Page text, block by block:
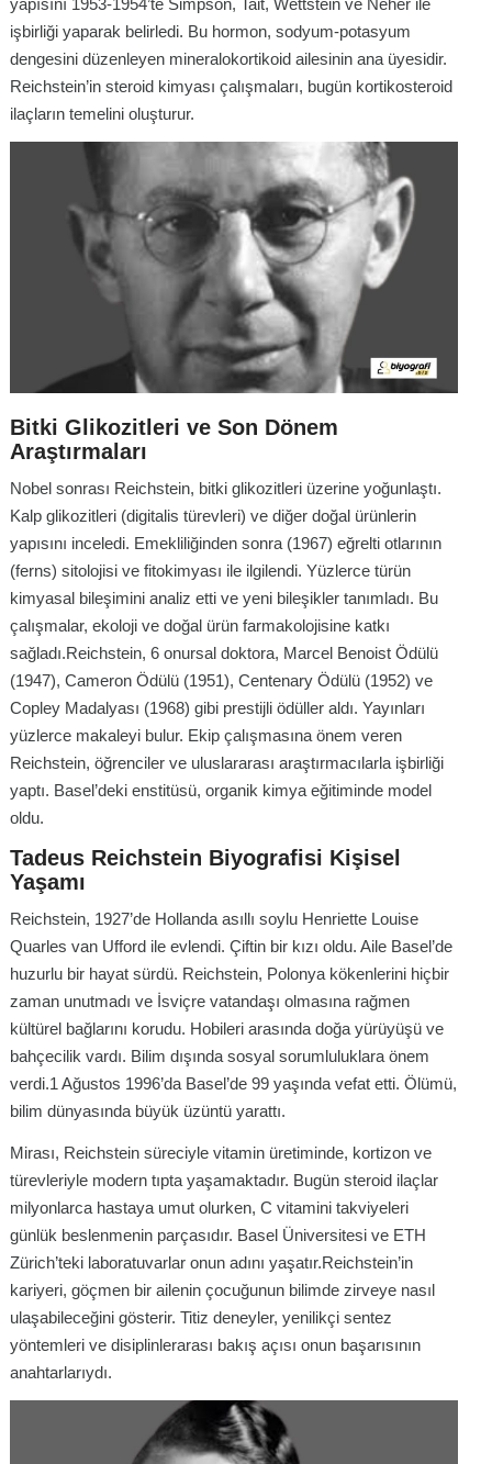
işbirliği yaparak belirledi. Bu hormon, sodyum-potasyum
dengesini düzenleyen mineralokortikoid ailesinin ana üyesidir.
Reichstein’in steroid kimyası çalışmaları, bugün kortikosteroid
ilaçların temelini oluşturur.
Bitki Glikozitleri ve Son Dönem
Araştırmaları
Nobel sonrası Reichstein, bitki glikozitleri üzerine yoğunlaştı.
Kalp glikozitleri (digitalis türevleri) ve diğer doğal ürünlerin
yapısını inceledi. Emekliliğinden sonra (1967) eğrelti otlarının
(ferns) sitolojisi ve fitokimyası ile ilgilendi. Yüzlerce türün
kimyasal bileşimini analiz etti ve yeni bileşikler tanımladı. Bu
çalışmalar, ekoloji ve doğal ürün farmakolojisine katkı
sağladı.Reichstein, 6 onursal doktora, Marcel Benoist Ödülü
(1947), Cameron Ödülü (1951), Centenary Ödülü (1952) ve
Copley Madalyası (1968) gibi prestijli ödüller aldı. Yayınları
yüzlerce makaleyi bulur. Ekip çalışmasına önem veren
Reichstein, öğrenciler ve uluslararası araştırmacılarla işbirliği
yaptı. Basel’deki enstitüsü, organik kimya eğitiminde model
oldu.
Tadeus Reichstein Biyografisi Kişisel
Yaşamı
Reichstein, 1927’de Hollanda asıllı soylu Henriette Louise
Quarles van Ufford ile evlendi. Çiftin bir kızı oldu. Aile Basel’de
huzurlu bir hayat sürdü. Reichstein, Polonya kökenlerini hiçbir
zaman unutmadı ve İsviçre vatandaşı olmasına rağmen
kültürel bağlarını korudu. Hobileri arasında doğa yürüyüşü ve
bahçecilik vardı. Bilim dışında sosyal sorumluluklara önem
verdi.1 Ağustos 1996’da Basel’de 99 yaşında vefat etti. Ölümü,
bilim dünyasında büyük üzüntü yarattı.
Mirası, Reichstein süreciyle vitamin üretiminde, kortizon ve
türevleriyle modern tıpta yaşamaktadır. Bugün steroid ilaçlar
milyonlarca hastaya umut olurken, C vitamini takviyeleri
günlük beslenmenin parçasıdır. Basel Üniversitesi ve ETH
Zürich’teki laboratuvarlar onun adını yaşatır.Reichstein’in
kariyeri, göçmen bir ailenin çocuğunun bilimde zirveye nasıl
ulaşabileceğini gösterir. Titiz deneyler, yenilikçi sentez
yöntemleri ve disiplinlerarası bakış açısı onun başarısının
anahtarlarıydı.